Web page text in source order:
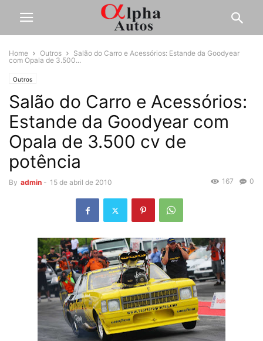
Home Outros
Salão do Carro e Acessórios: Estande da Goodyear
com Opala de 3.500...
Outros
Salão do Carro e Acessórios:
Estande da Goodyear com
Opala de 3.500 cv de
potência
By admin - 15 de abril de 2010 0
167